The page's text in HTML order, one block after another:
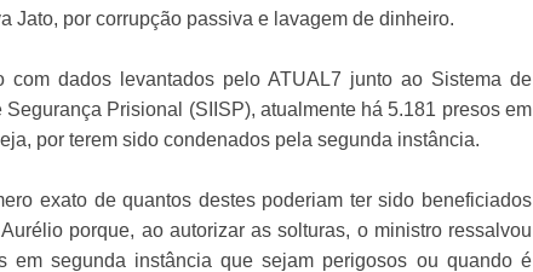
Jato, por corrupção passiva e lavagem de dinheiro.
com dados levantados pelo ATUAL7 junto ao Sistema de
Segurança Prisional (SIISP), atualmente há 5.181 presos em
por terem sido condenados pela segunda instância.
exato de quantos destes poderiam ter sido beneficiados
porque, ao autorizar as solturas, o ministro ressalvou
em segunda instância que sejam perigosos ou quando é